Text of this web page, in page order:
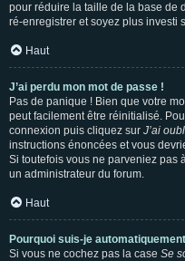
pour réduire la taille de la base de
ré-enregistrer et soyez plus investi
Haut
J’ai perdu mon mot de passe !
Pas de panique ! Bien que votre
peut facilement être réinitialisé.
connexion puis cliquez sur J’ai
instructions énoncées et vous
Si toutefois vous ne parveniez pas
un administrateur du forum.
Haut
Pourquoi suis-je
Si vous ne cochez pas la case Se